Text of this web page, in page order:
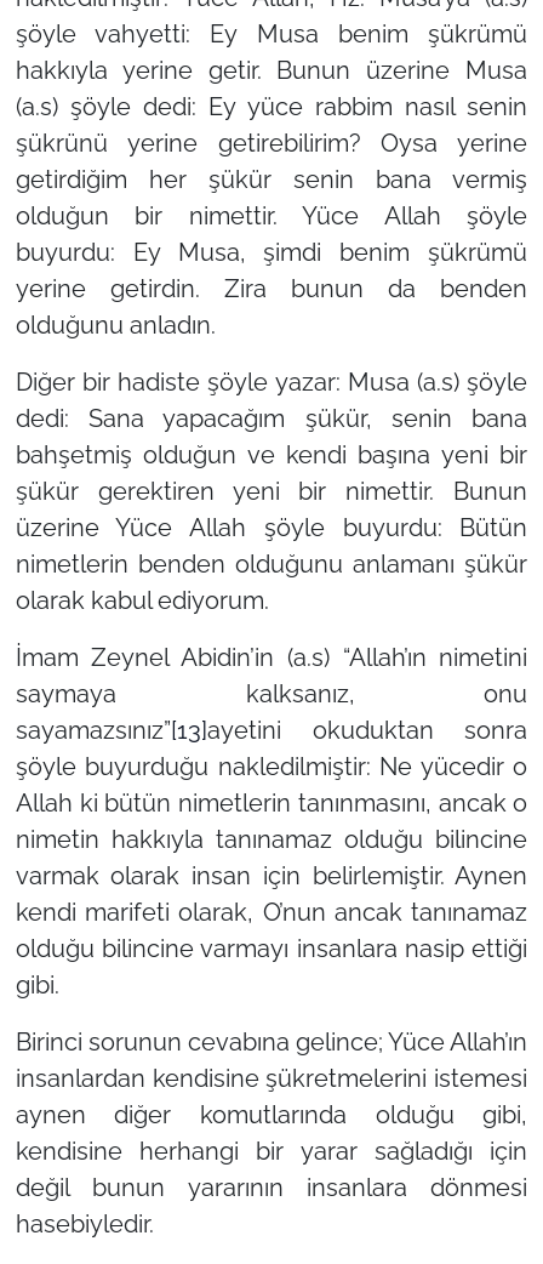
şöyle vahyetti: Ey Musa benim şükrümü
hakkıyla yerine getir. Bunun üzerine Musa
(a.s) şöyle dedi: Ey yüce rabbim nasıl senin
şükrünü yerine getirebilirim? Oysa yerine
getirdiğim her şükür senin bana vermiş
olduğun bir nimettir. Yüce Allah şöyle
buyurdu: Ey Musa, şimdi benim şükrümü
yerine getirdin. Zira bunun da benden
olduğunu anladın.
Diğer bir hadiste şöyle yazar: Musa (a.s) şöyle
dedi: Sana yapacağım şükür, senin bana
bahşetmiş olduğun ve kendi başına yeni bir
şükür gerektiren yeni bir nimettir. Bunun
üzerine Yüce Allah şöyle buyurdu: Bütün
nimetlerin benden olduğunu anlamanı şükür
olarak kabul ediyorum.
İmam Zeynel Abidin’in (a.s) “Allah’ın nimetini
saymaya kalksanız, onu
sayamazsınız”[13]ayetini okuduktan sonra
şöyle buyurduğu nakledilmiştir: Ne yücedir o
Allah ki bütün nimetlerin tanınmasını, ancak o
nimetin hakkıyla tanınamaz olduğu bilincine
varmak olarak insan için belirlemiştir. Aynen
kendi marifeti olarak, O’nun ancak tanınamaz
olduğu bilincine varmayı insanlara nasip ettiği
gibi.
Birinci sorunun cevabına gelince; Yüce Allah’ın
insanlardan kendisine şükretmelerini istemesi
aynen diğer komutlarında olduğu gibi,
kendisine herhangi bir yarar sağladığı için
değil bunun yararının insanlara dönmesi
hasebiyledir.